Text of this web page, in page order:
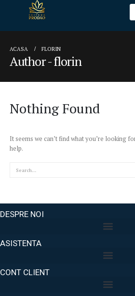
ACASA FLORIN
Author - florin
Nothing Found
It seems we can’t find what you’re looking
help.
DESPRE NOI
ASISTENTA
CONT CLIENT